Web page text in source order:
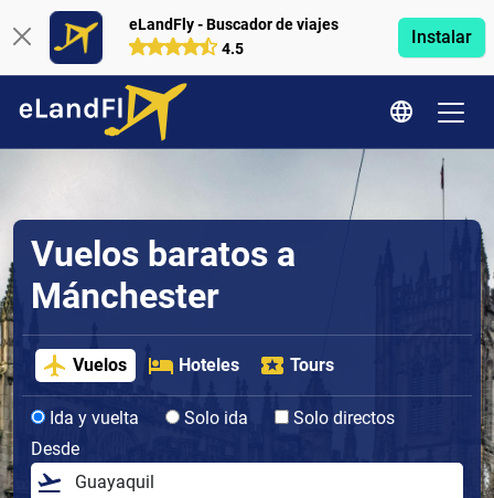
eLandFly - Buscador de viajes
4.5
Instalar
Vuelos baratos a
Mánchester
Vuelos Hoteles Tours
Ida y vuelta Solo ida
Solo directos
Desde